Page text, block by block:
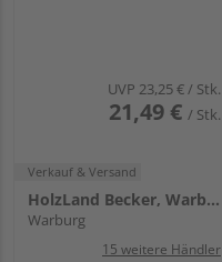
UVP 23,25 €/ Stk.
21,49 € / Stk.
Verkauf & Versand
HolzLand Becker, Warburg
Warburg
15 weitere Händler